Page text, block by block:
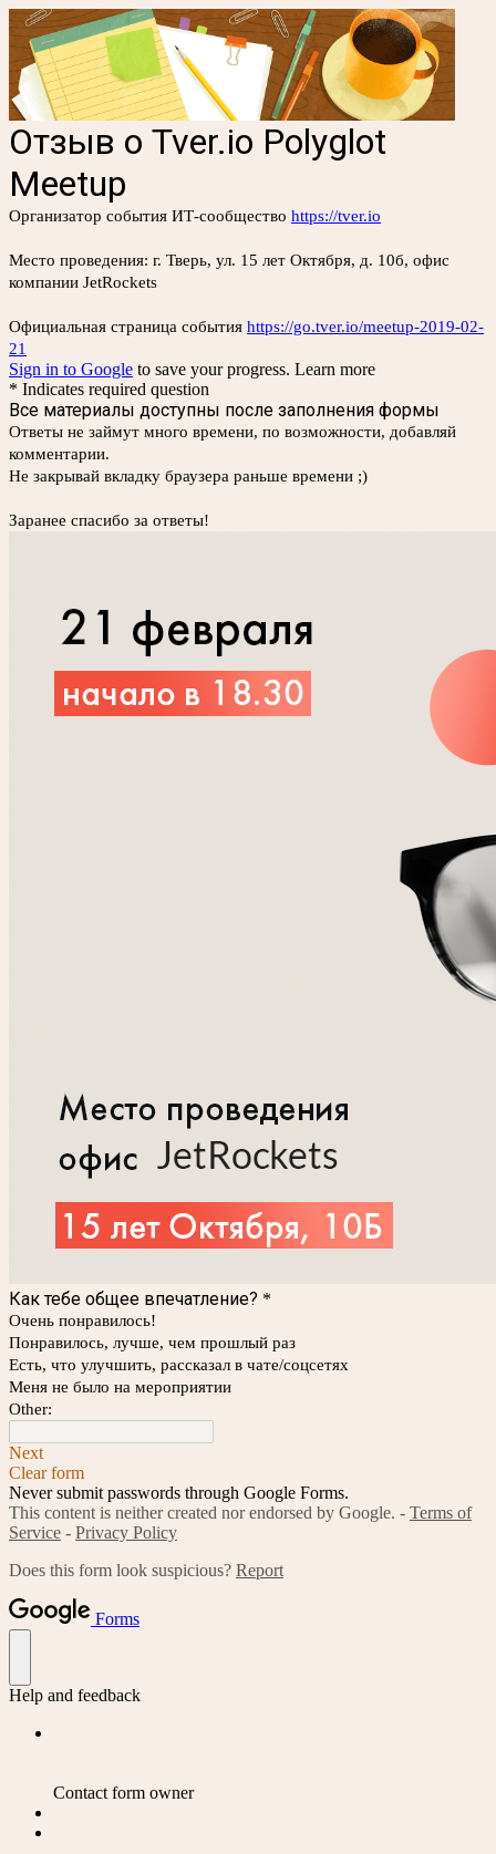
Отзыв о Tver.io Polyglot
Meetup
Организатор события ИТ-сообщество https://tver.io
Место проведения: г. Тверь, ул. 15 лет Октября, д. 10б, офис
компании JetRockets
Официальная страница события https://go.tver.io/meetup-2019-02-
21
Sign in to Google to save your progress. Learn more
* Indicates required question
Все материалы доступны после заполнения формы
Ответы не займут много времени, по возможности, добавляй
комментарии.
Не закрывай вкладку браузера раньше времени ;)
Заранее спасибо за ответы!
Как тебе общее впечатление? *
Очень понравилось!
Понравилось, лучше, чем прошлый раз
Есть, что улучшить, рассказал в чате/соцсетях
Меня не было на мероприятии
Other:
Next
Clear form
Never submit passwords through Google Forms.
This content is neither created nor endorsed by Google. - Terms of
Service - Privacy Policy
Does this form look suspicious? Report
Forms
Help and feedback
Contact form owner